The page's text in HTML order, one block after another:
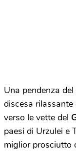
Una pendenza
discesa
verso le vette del
paesi di Urzulei e
miglior prosciutto